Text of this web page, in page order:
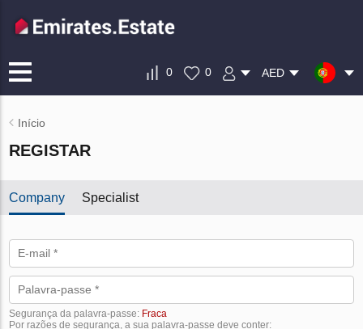
0 0 AED
Início
REGISTAR
Company Specialist
Segurança da palavra-passe: Fraca
Por razões de segurança, a sua palavra-passe deve conter: